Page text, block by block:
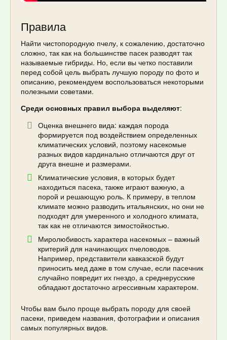
Правила
Найти чистопородную пчелу, к сожалению, достаточно
сложно, так как на большинстве пасек разводят так
называемые гибриды. Но, если вы четко поставили
перед собой цель выбрать лучшую породу по фото и
описанию, рекомендуем воспользоваться некоторыми
полезными советами.
Среди основных правил выбора выделяют:
Оценка внешнего вида: каждая порода
формируется под воздействием определенных
климатических условий, поэтому насекомые
разных видов кардинально отличаются друг от
друга внешне и размерами.
Климатические условия, в которых будет
находиться пасека, также играют важную, а
порой и решающую роль. К примеру, в теплом
климате можно разводить итальянских, но они не
подходят для умеренного и холодного климата,
так как не отличаются зимостойкостью.
Миролюбивость характера насекомых – важный
критерий для начинающих пчеловодов.
Например, представители кавказской будут
приносить мед даже в том случае, если пасечник
случайно повредит их гнездо, а среднерусские
обладают достаточно агрессивным характером.
Чтобы вам было проще выбрать породу для своей
пасеки, приведем названия, фотографии и описания
самых популярных видов.